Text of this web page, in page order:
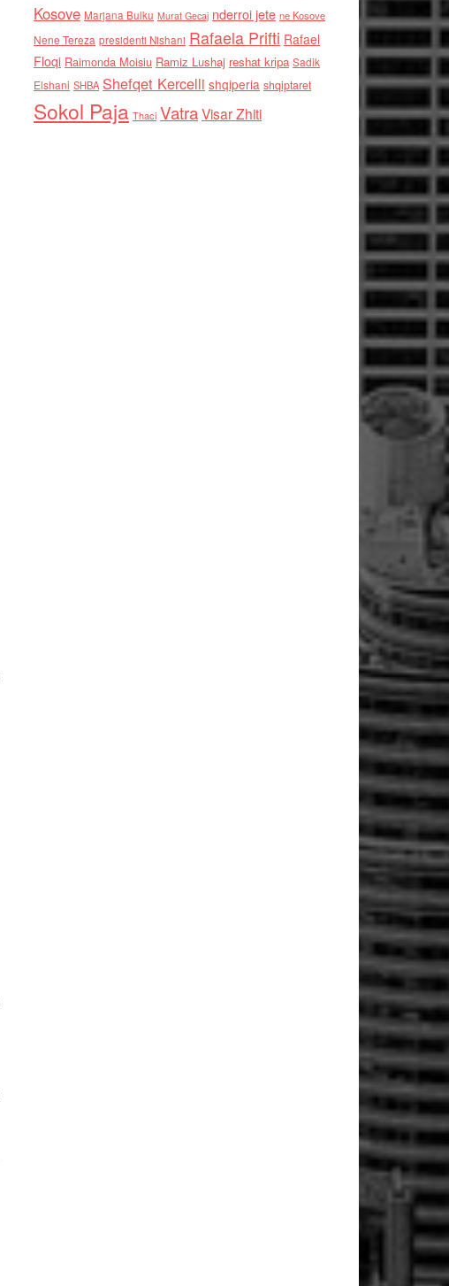
Kosove Marjana Bulku Murat Gecaj nderroi jete ne Kosove
Nene Tereza presidenti Nishani Rafaela Prifti Rafael
Floqi Raimonda Moisiu Ramiz Lushaj reshat kripa Sadik
Elshani SHBA Shefqet Kercelli shqiperia shqiptaret
Sokol Paja Thaci VatraVisar Zhiti